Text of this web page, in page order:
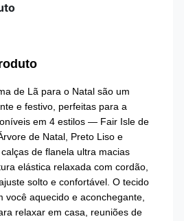
de Lã para o Natal são um
e festivo, perfeitas para a
em 4 estilos — Fair Isle de
de Natal, Preto Liso e
de flanela ultra macias
elástica relaxada com cordão,
solto e confortável. O tecido
você aquecido e aconchegante,
relaxar em casa, reuniões de